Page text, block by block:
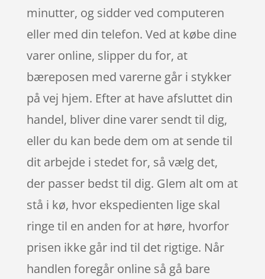
minutter, og sidder ved computeren
eller med din telefon. Ved at købe dine
varer online, slipper du for, at
bæreposen med varerne går i stykker
på vej hjem. Efter at have afsluttet din
handel, bliver dine varer sendt til dig,
eller du kan bede dem om at sende til
dit arbejde i stedet for, så vælg det,
der passer bedst til dig. Glem alt om at
stå i kø, hvor ekspedienten lige skal
ringe til en anden for at høre, hvorfor
prisen ikke går ind til det rigtige. Når
handlen foregår online så gå bare